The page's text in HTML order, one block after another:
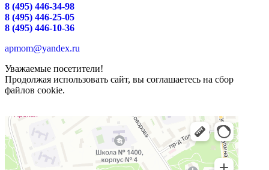
8 (495) 446-34-98
8 (495) 446-25-05
8 (495) 446-10-36
apmom@yandex.ru
Уважаемые посетители!
Продолжая использовать сайт, вы соглашаетесь на сбор
файлов cookie.